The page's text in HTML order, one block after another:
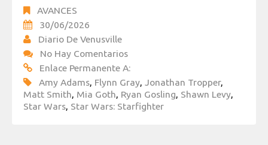
AVANCES
30/06/2026
Diario De Venusville
No Hay Comentarios
Enlace Permanente A:
Amy Adams, Flynn Gray, Jonathan Tropper,
Matt Smith, Mia Goth, Ryan Gosling, Shawn Levy,
Star Wars, Star Wars: Starfighter